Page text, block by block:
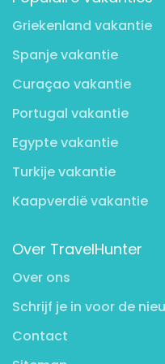
Griekenland vakantie
Spanje vakantie
Curaçao vakantie
Portugal vakantie
Egypte vakantie
Turkije vakantie
Kaapverdië vakantie
Over TravelHunter
Over ons
Schrijf je in voor de
Contact